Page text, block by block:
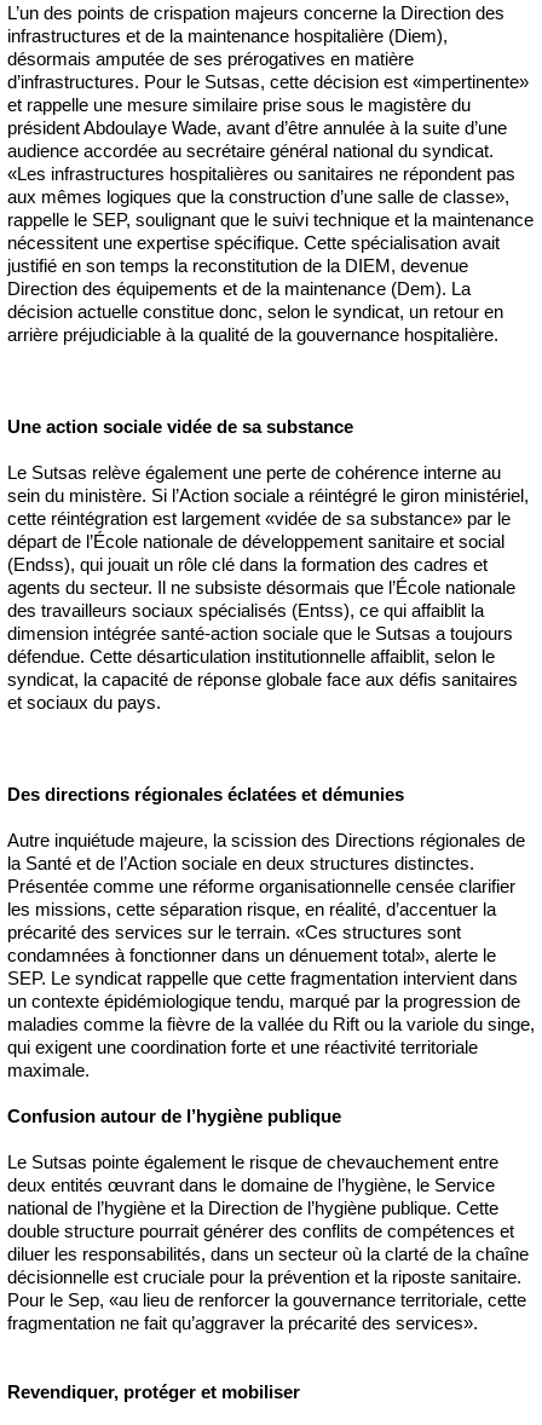
L’un des points de crispation majeurs concerne la Direction des
infrastructures et de la maintenance hospitalière (Diem),
désormais amputée de ses prérogatives en matière
d’infrastructures. Pour le Sutsas, cette décision est «impertinente»
et rappelle une mesure similaire prise sous le magistère du
président Abdoulaye Wade, avant d’être annulée à la suite d’une
audience accordée au secrétaire général national du syndicat.
«Les infrastructures hospitalières ou sanitaires ne répondent pas
aux mêmes logiques que la construction d’une salle de classe»,
rappelle le SEP, soulignant que le suivi technique et la maintenance
nécessitent une expertise spécifique. Cette spécialisation avait
justifié en son temps la reconstitution de la DIEM, devenue
Direction des équipements et de la maintenance (Dem). La
décision actuelle constitue donc, selon le syndicat, un retour en
arrière préjudiciable à la qualité de la gouvernance hospitalière.
Une action sociale vidée de sa substance
Le Sutsas relève également une perte de cohérence interne au
sein du ministère. Si l’Action sociale a réintégré le giron ministériel,
cette réintégration est largement «vidée de sa substance» par le
départ de l’École nationale de développement sanitaire et social
(Endss), qui jouait un rôle clé dans la formation des cadres et
agents du secteur. Il ne subsiste désormais que l’École nationale
des travailleurs sociaux spécialisés (Entss), ce qui affaiblit la
dimension intégrée santé-action sociale que le Sutsas a toujours
défendue. Cette désarticulation institutionnelle affaiblit, selon le
syndicat, la capacité de réponse globale face aux défis sanitaires
et sociaux du pays.
Des directions régionales éclatées et démunies
Autre inquiétude majeure, la scission des Directions régionales de
la Santé et de l’Action sociale en deux structures distinctes.
Présentée comme une réforme organisationnelle censée clarifier
les missions, cette séparation risque, en réalité, d’accentuer la
précarité des services sur le terrain. «Ces structures sont
condamnées à fonctionner dans un dénuement total», alerte le
SEP. Le syndicat rappelle que cette fragmentation intervient dans
un contexte épidémiologique tendu, marqué par la progression de
maladies comme la fièvre de la vallée du Rift ou la variole du singe,
qui exigent une coordination forte et une réactivité territoriale
maximale.
Confusion autour de l’hygiène publique
Le Sutsas pointe également le risque de chevauchement entre
deux entités œuvrant dans le domaine de l’hygiène, le Service
national de l’hygiène et la Direction de l’hygiène publique. Cette
double structure pourrait générer des conflits de compétences et
diluer les responsabilités, dans un secteur où la clarté de la chaîne
décisionnelle est cruciale pour la prévention et la riposte sanitaire.
Pour le Sep, «au lieu de renforcer la gouvernance territoriale, cette
fragmentation ne fait qu’aggraver la précarité des services».
Revendiquer, protéger et mobiliser